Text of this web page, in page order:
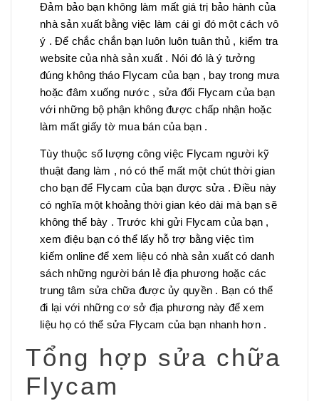
Đảm bảo bạn không làm mất giá trị bảo hành của
nhà sản xuất bằng việc làm cái gì đó một cách vô
ý . Để chắc chắn bạn luôn luôn tuân thủ , kiểm tra
website của nhà sản xuất . Nói đó là ý tưởng
đúng không tháo Flycam của bạn , bay trong mưa
hoặc đâm xuống nước , sửa đổi Flycam của bạn
với những bộ phận không được chấp nhận hoặc
làm mất giấy tờ mua bán của bạn .
Tùy thuộc số lượng công việc Flycam người kỹ
thuật đang làm , nó có thể mất một chút thời gian
cho bạn để Flycam của bạn được sửa . Điều này
có nghĩa một khoảng thời gian kéo dài mà bạn sẽ
không thể bày . Trước khi gửi Flycam của bạn ,
xem điệu bạn có thể lấy hỗ trợ bằng việc tìm
kiếm online để xem liệu có nhà sản xuất có danh
sách những người bán lẻ địa phương hoặc các
trung tâm sửa chữa được ủy quyền . Bạn có thể
đi lại với những cơ sở địa phương này để xem
liệu họ có thể sửa Flycam của bạn nhanh hơn .
Tổng hợp sửa chữa
Flycam